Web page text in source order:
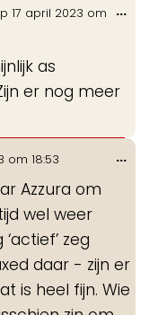
17 april 2023 om
as
er nog meer
...
om 18:53
Azzura om
wel weer
zeg
daar - zijn er
is heel fijn. Wie
...